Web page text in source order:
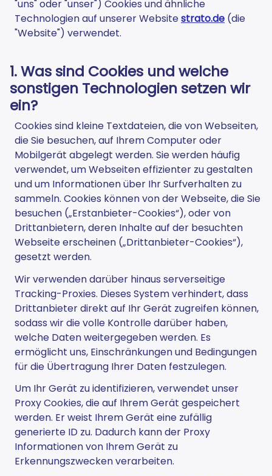
"uns" oder "unser") Cookies und ähnliche
Technologien auf unserer Websitestrato.de (die
"Website") verwendet.
1. Was sind Cookies und welche
sonstigen Technologien setzen wir
ein?
Cookies sind kleine Textdateien, die von Webseiten,
die Sie besuchen, auf Ihrem Computer oder
Mobilgerät abgelegt werden. Sie werden häufig
verwendet, um Webseiten effizienter zu gestalten
und um Informationen über Ihr Surfverhalten zu
sammeln. Cookies können von der Webseite, die Sie
besuchen („Erstanbieter-Cookies“), oder von
Drittanbietern, deren Inhalte auf der besuchten
Webseite erscheinen („Drittanbieter-Cookies“),
gesetzt werden.
Wir verwenden darüber hinaus serverseitige
Tracking-Proxies. Dieses System verhindert, dass
Drittanbieter direkt auf Ihr Gerät zugreifen können,
sodass wir die volle Kontrolle darüber haben,
welche Daten weitergegeben werden. Es
ermöglicht uns, Einschränkungen und Bedingungen
für die Übertragung Ihrer Daten festzulegen.
Um Ihr Gerät zu identifizieren, verwendet unser
Proxy Cookies, die auf Ihrem Gerät gespeichert
werden. Er weist Ihrem Gerät eine zufällig
generierte ID zu. Dadurch kann der Proxy
Informationen von Ihrem Gerät zu
Erkennungszwecken verarbeiten.